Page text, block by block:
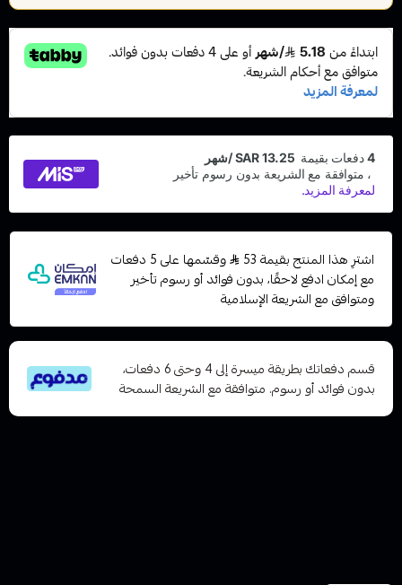
اشترِ هذا المنتج بقيمة 53
وقسّمها على 5 دفعات
مع إمكان ادفع لاحقًا، بدون فوائد أو رسوم تأخير
ومتوافق مع الشريعة الإسلامية
قسم دفعاتك بطريقة ميسرة إلى 4 وحتى 6 دفعات،
بدون فوائد أو رسوم. متوافقة مع الشريعة السمحة